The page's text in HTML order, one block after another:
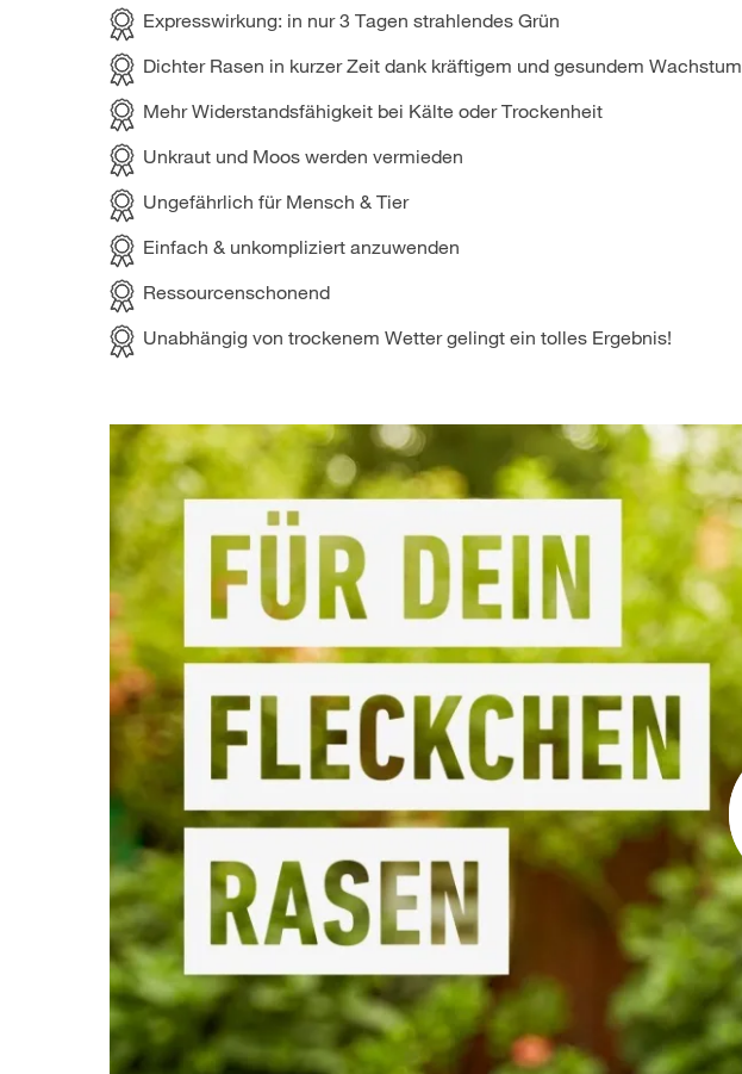
Expresswirkung: in nur 3 Tagen strahlendes Grün
Dichter Rasen in kurzer Zeit dank kräftigem und gesundem Wachstum
Mehr Widerstandsfähigkeit bei Kälte oder Trockenheit
Unkraut und Moos werden vermieden
Ungefährlich für Mensch & Tier
Einfach & unkompliziert anzuwenden
Ressourcenschonend
Unabhängig von trockenem Wetter gelingt ein tolles Ergebnis!